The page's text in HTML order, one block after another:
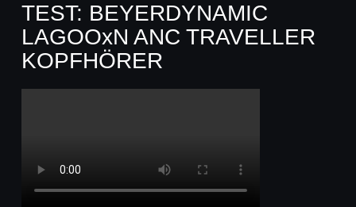
TEST: BEYERDYNAMIC
LAGOOxN ANC TRAVELLER
KOPFHÖRER